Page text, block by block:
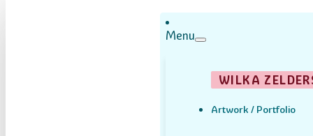
Menu
WILKA
Artwork / Portfolio